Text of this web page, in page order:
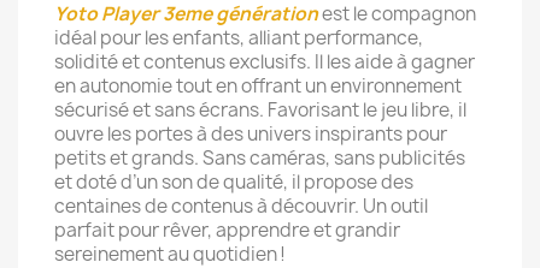
Yoto Player 3eme générationest le compagnon
idéal pour les enfants, alliant performance,
solidité et contenus exclusifs. Il les aide à gagner
en autonomie tout en offrant un environnement
sécurisé et sans écrans. Favorisant le jeu libre, il
ouvre les portes à des univers inspirants pour
petits et grands. Sans caméras, sans publicités
et doté d’un son de qualité, il propose des
centaines de contenus à découvrir. Un outil
parfait pour rêver, apprendre et grandir
sereinement au quotidien !